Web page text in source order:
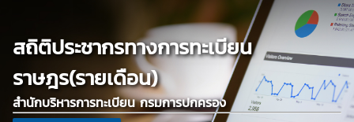
สถิติประชากรทางการทะเบียน
ราษฎร(รายเดือน)
สำนักบริหารการทะเบียน กรมการปกครอง